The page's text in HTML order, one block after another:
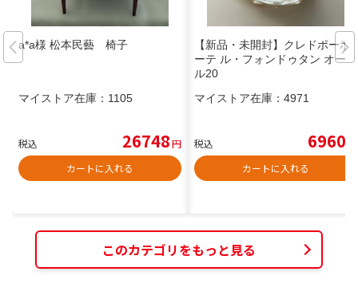
a*a様 松本民藝 椅子
マイストア在庫： 1105
税込 26748円
カートに入れる
【新品・未開封】クレドポーボ
ーテ ル・フォンドゥタン オーク
ル20
マイストア在庫： 4971
税込 6960
カートに入れる
このカテゴリをもっと見る